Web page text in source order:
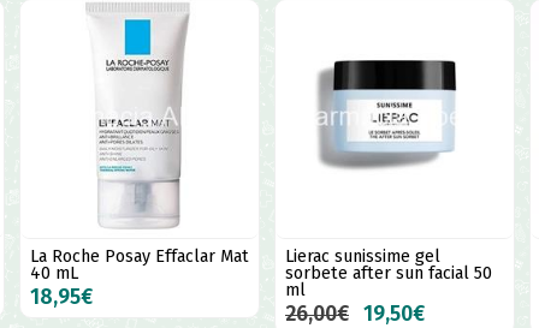
Lierac sunissime gel
sorbete after sun facial 50
ml
26,00€ 19,50€
Mi rebotica loción para
después del afeitado 100
ml
9,50€ 4,75€